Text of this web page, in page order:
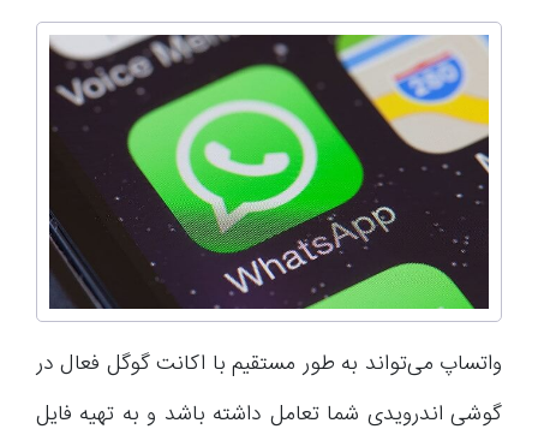
واتساپ می‌تواند به طور مستقیم با اکانت گوگل فعال در
گوشی اندرویدی شما تعامل داشته باشد و به تهیه فایل